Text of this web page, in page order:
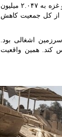
یهودی و ۱.۹ میلیون فلسطینی، در حالی که جمعیت کرانه باختری به ۳.۰۵ میلیون نفر و غزه به ۲.۰۴۷ میلیون
نسبت مهاجران یهودی و فرزندان آنها را به تنها ۴۷ درصد از کل جمعیت کاهش
اشغالی بود.
را معکوس کند. همین واقعیت